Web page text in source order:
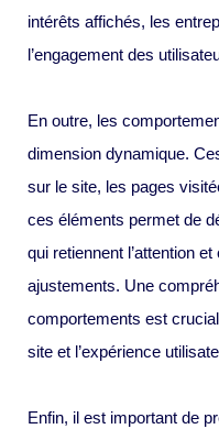
intérêts affichés, les
l’engagement des
En outre, les
dimension dynamique.
sur le site, les pages
ces éléments permet de
qui retiennent l’attention
ajustements. Une
comportements est
site et l’expérience
Enfin, il est important de